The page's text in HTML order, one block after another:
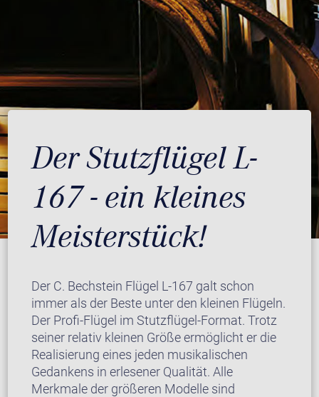
Der Stutzflügel L-
167 - ein kleines
Meisterstück!
Der C. Bechstein Flügel L-167 galt schon
immer als der Beste unter den kleinen Flügeln.
Der Profi-Flügel im Stutzflügel-Format. Trotz
seiner relativ kleinen Größe ermöglicht er die
Realisierung eines jeden musikalischen
Gedankens in erlesener Qualität. Alle
Merkmale der größeren Modelle sind